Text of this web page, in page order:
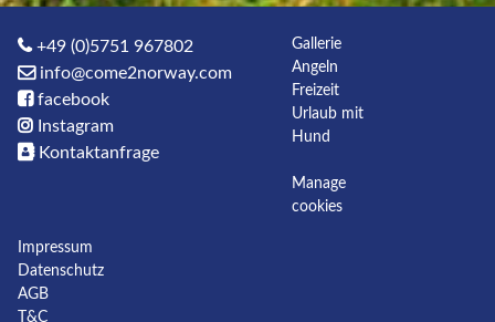
+49 (0)5751 967802
info@come2norway.com
facebook
Instagram
Kontaktanfrage
Gallerie
Angeln
Freizeit
Urlaub mit
Hund
Manage
cookies
Impressum
Datenschutz
AGB
T&C